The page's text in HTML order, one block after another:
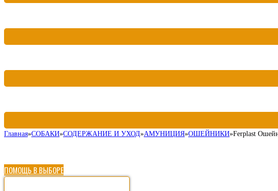
Главная»СОБАКИ»СОДЕРЖАНИЕ И УХОД»АМУНИЦИЯ»ОШЕЙНИКИ»Ferplast
ПОМОЩЬ В ВЫБОРЕ